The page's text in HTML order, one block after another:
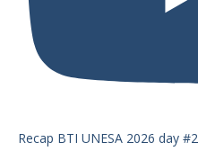
Recap BTI UNESA 2026 day #2